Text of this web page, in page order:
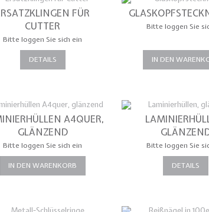
FÜR
CUTTER
Bitte loggen Sie sich ein
DETAILS
Bitte loggen Sie
IN DEN
A4QUER,
GLÄNZEND
Bitte loggen Sie sich ein
IN DEN WARENKORB
Bitte loggen Sie
DETAILS